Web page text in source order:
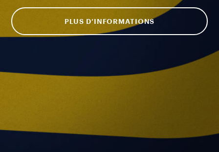
PLUS D’INFORMATIONS